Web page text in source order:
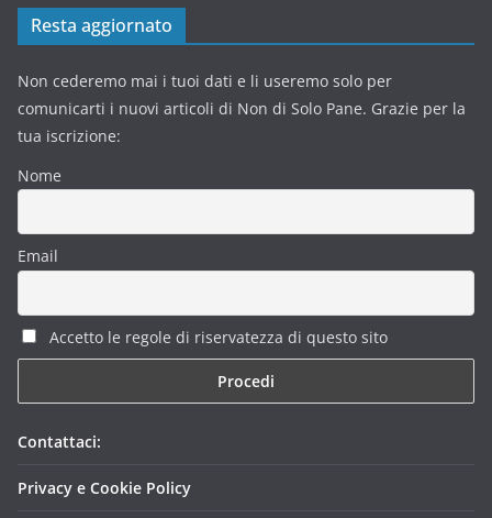
Resta aggiornato
Non cederemo mai i tuoi dati e li useremo solo per
comunicarti i nuovi articoli di Non di Solo Pane. Grazie per la
tua iscrizione:
Nome
Email
Accetto le regole di riservatezza di questo sito
Contattaci:
Privacy e Cookie Policy